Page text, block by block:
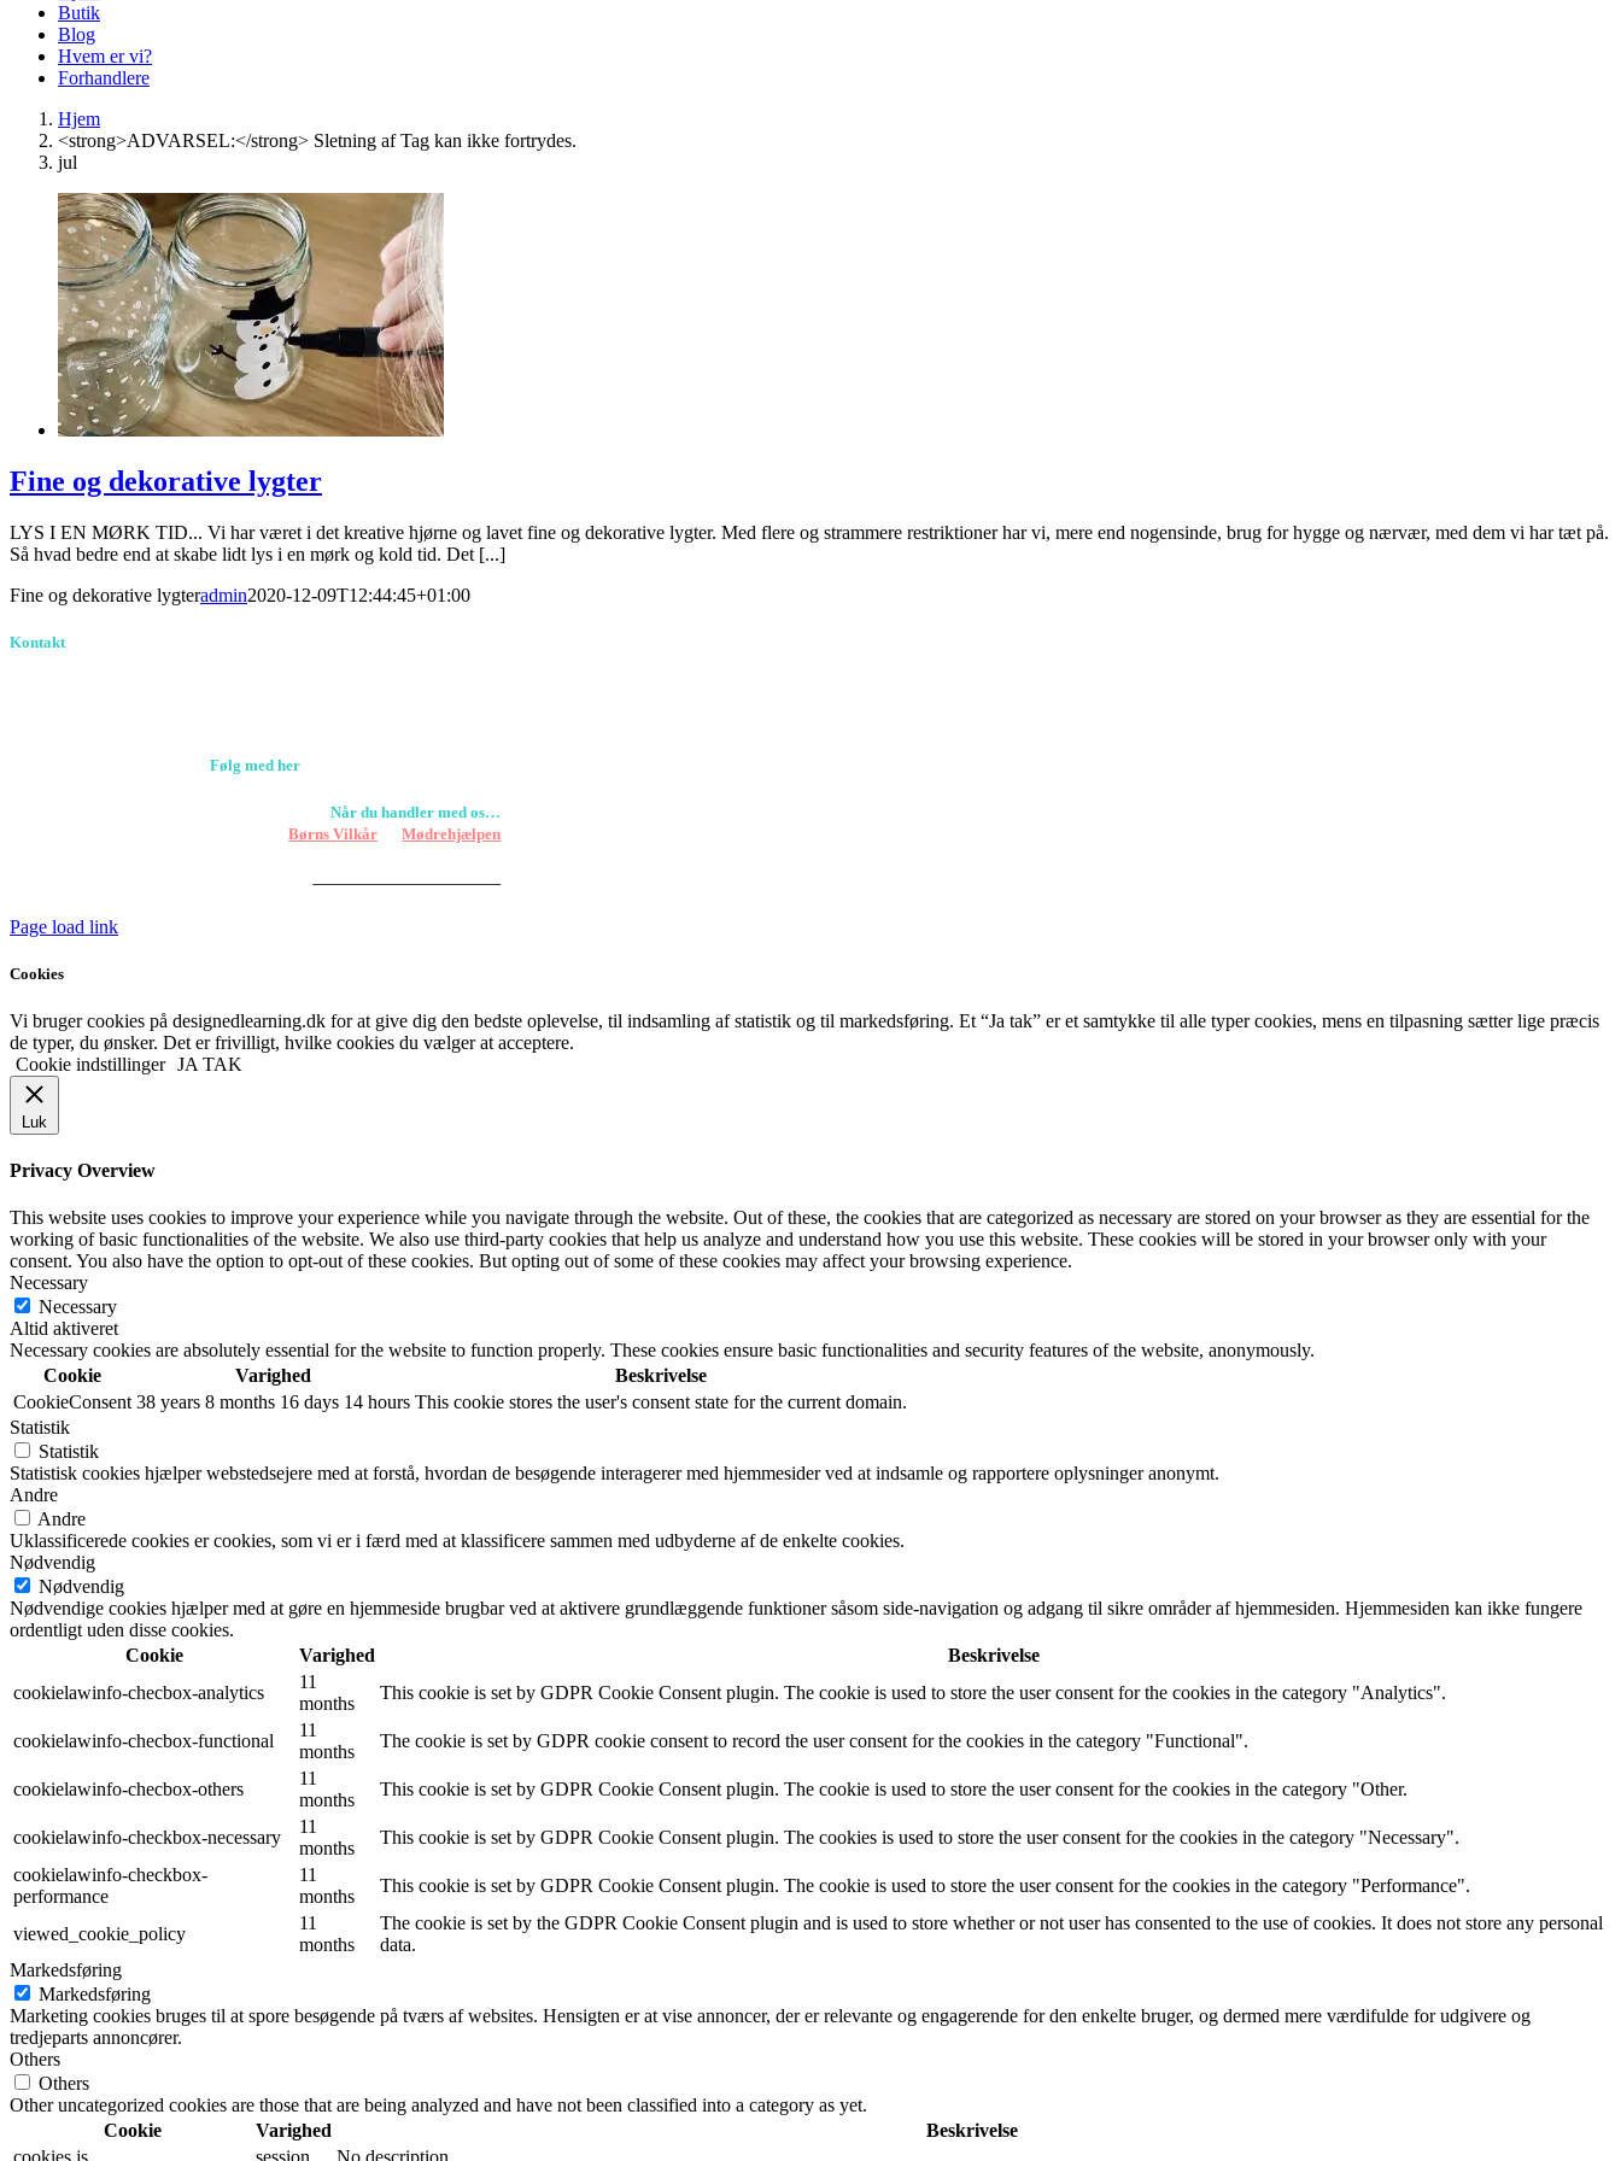
Butik
Blog
Hvem er vi?
Forhandlere
Hjem
<strong>ADVARSEL:</strong> Sletning af Tag kan ikke fortrydes.
jul
Fine og dekorative lygter
LYS I EN MØRK TID... Vi har været i det kreative hjørne og lavet fine og dekorative lygter. Med flere og strammere restriktioner har vi, mere end nogensinde, brug for hygge og nærvær, med dem vi har tæt på.
Så hvad bedre end at skabe lidt lys i en mørk og kold tid. Det [...]
Fine og dekorative lygteradmin2020-12-09T12:44:45+01:00
Kontakt
Følg med her
Når du handler med os…
Støtter viBørns Vilkår ogMødrehjælpen
Page load link
Cookies
Vi bruger cookies på designedlearning.dk for at give dig den bedste oplevelse, til indsamling af statistik og til markedsføring. Et “Ja tak” er et samtykke til alle typer cookies, mens en tilpasning sætter lige præcis
de typer, du ønsker. Det er frivilligt, hvilke cookies du vælger at acceptere.
Cookie indstillinger JA TAK
Luk
Privacy Overview
This website uses cookies to improve your experience while you navigate through the website. Out of these, the cookies that are categorized as necessary are stored on your browser as they are essential for the
working of basic functionalities of the website. We also use third-party cookies that help us analyze and understand how you use this website. These cookies will be stored in your browser only with your
consent. You also have the option to opt-out of these cookies. But opting out of some of these cookies may affect your browsing experience.
Necessary
Necessary
Altid aktiveret
Necessary cookies are absolutely essential for the website to function properly. These cookies ensure basic functionalities and security features of the website, anonymously.
Cookie
Varighed
Beskrivelse
CookieConsent 38 years 8 months 16 days 14 hours This cookie stores the user's consent state for the current domain.
Statistik
Statistik
Statistisk cookies hjælper webstedsejere med at forstå, hvordan de besøgende interagerer med hjemmesider ved at indsamle og rapportere oplysninger anonymt.
Andre
Andre
Uklassificerede cookies er cookies, som vi er i færd med at klassificere sammen med udbyderne af de enkelte cookies.
Nødvendig
Nødvendig
Nødvendige cookies hjælper med at gøre en hjemmeside brugbar ved at aktivere grundlæggende funktioner såsom side-navigation og adgang til sikre områder af hjemmesiden. Hjemmesiden kan ikke fungere
ordentligt uden disse cookies.
Cookie
Varighed
Beskrivelse
cookielawinfo-checbox-analytics
11
months
This cookie is set by GDPR Cookie Consent plugin. The cookie is used to store the user consent for the cookies in the category "Analytics".
cookielawinfo-checbox-functional
11
months
The cookie is set by GDPR cookie consent to record the user consent for the cookies in the category "Functional".
cookielawinfo-checbox-others
11
months
This cookie is set by GDPR Cookie Consent plugin. The cookie is used to store the user consent for the cookies in the category "Other.
cookielawinfo-checkbox-necessary
11
months
This cookie is set by GDPR Cookie Consent plugin. The cookies is used to store the user consent for the cookies in the category "Necessary".
cookielawinfo-checkbox-
performance
11
months
This cookie is set by GDPR Cookie Consent plugin. The cookie is used to store the user consent for the cookies in the category "Performance".
viewed_cookie_policy
11
months
The cookie is set by the GDPR Cookie Consent plugin and is used to store whether or not user has consented to the use of cookies. It does not store any personal
data.
Markedsføring
Markedsføring
Marketing cookies bruges til at spore besøgende på tværs af websites. Hensigten er at vise annoncer, der er relevante og engagerende for den enkelte bruger, og dermed mere værdifulde for udgivere og
tredjeparts annoncører.
Others
Others
Other uncategorized cookies are those that are being analyzed and have not been classified into a category as yet.
Cookie
Varighed
Beskrivelse